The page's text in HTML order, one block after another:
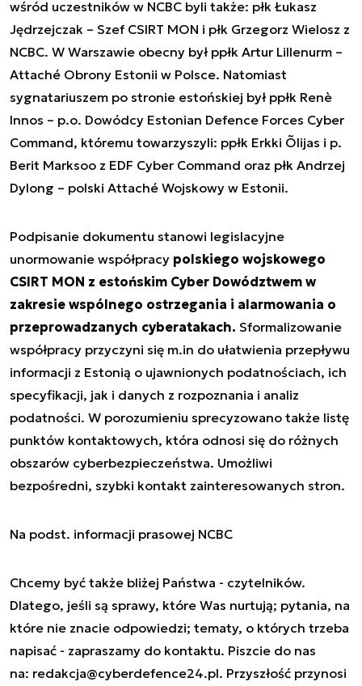
wśród uczestników w NCBC byli także: płk Łukasz
Jędrzejczak – Szef CSIRT MON i płk Grzegorz Wielosz z
NCBC. W Warszawie obecny był ppłk Artur Lillenurm –
Attaché Obrony Estonii w Polsce. Natomiast
sygnatariuszem po stronie estońskiej był ppłk Renè
Innos – p.o. Dowódcy Estonian Defence Forces Cyber
Command, któremu towarzyszyli: ppłk Erkki Õlijas i p.
Berit Marksoo z EDF Cyber Command oraz płk Andrzej
Dylong – polski Attaché Wojskowy w Estonii.
Podpisanie dokumentu stanowi legislacyjne
unormowanie współpracy polskiego wojskowego
CSIRT MON z estońskim Cyber Dowództwem w
zakresie wspólnego ostrzegania i alarmowania o
przeprowadzanych cyberatakach. Sformalizowanie
współpracy przyczyni się m.in do ułatwienia przepływu
informacji z Estonią o ujawnionych podatnościach, ich
specyfikacji, jak i danych z rozpoznania i analiz
podatności. W porozumieniu sprecyzowano także listę
punktów kontaktowych, która odnosi się do różnych
obszarów cyberbezpieczeństwa. Umożliwi
bezpośredni, szybki kontakt zainteresowanych stron.
Na podst. informacji prasowej NCBC
Chcemy być także bliżej Państwa - czytelników.
Dlatego, jeśli są sprawy, które Was nurtują; pytania, na
które nie znacie odpowiedzi; tematy, o których trzeba
napisać - zapraszamy do kontaktu. Piszcie do nas
na: redakcja@cyberdefence24.pl. Przyszłość przynosi